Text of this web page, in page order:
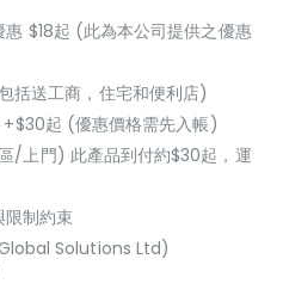
$18起 (此為本公司提供之優惠
括送工商，住宅和便利店)
起 (優惠價格需先入帳)
/上門) 此產品到付約$30起，運
制約束
Solutions Ltd)